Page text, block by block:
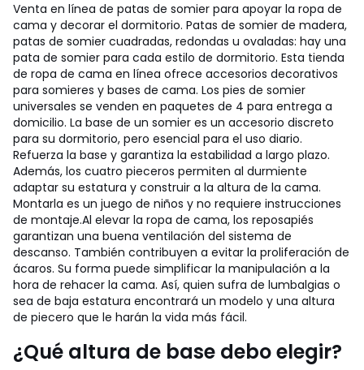
Venta en línea de patas de somier para apoyar la ropa de
cama y decorar el dormitorio. Patas de somier de madera,
patas de somier cuadradas, redondas u ovaladas: hay una
pata de somier para cada estilo de dormitorio. Esta tienda
de ropa de cama en línea ofrece accesorios decorativos
para somieres y bases de cama. Los pies de somier
universales se venden en paquetes de 4 para entrega a
domicilio. La base de un somier es un accesorio discreto
para su dormitorio, pero esencial para el uso diario.
Refuerza la base y garantiza la estabilidad a largo plazo.
Además, los cuatro pieceros permiten al durmiente
adaptar su estatura y construir a la altura de la cama.
Montarla es un juego de niños y no requiere instrucciones
de montaje.Al elevar la ropa de cama, los reposapiés
garantizan una buena ventilación del sistema de
descanso. También contribuyen a evitar la proliferación de
ácaros. Su forma puede simplificar la manipulación a la
hora de rehacer la cama. Así, quien sufra de lumbalgias o
sea de baja estatura encontrará un modelo y una altura
de piecero que le harán la vida más fácil.
¿Qué altura de base debo elegir?